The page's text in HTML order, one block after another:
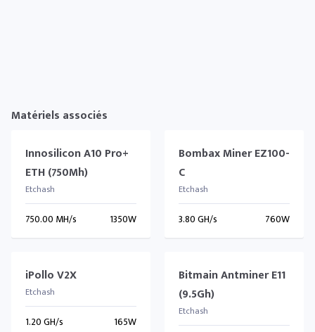
Matériels associés
Innosilicon A10 Pro+
ETH (750Mh)
Etchash
750.00 MH/s 1350W
Bombax Miner EZ100-
C
Etchash
3.80 GH/s 760W
iPollo V2X
Etchash
1.20 GH/s 165W
Bitmain Antminer E11
(9.5Gh)
Etchash